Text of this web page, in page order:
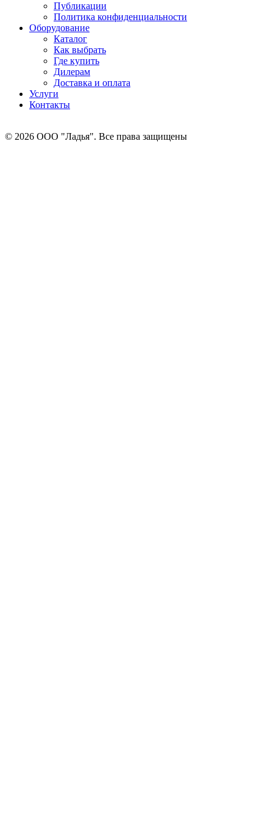
Публикации
Политика конфиденциальности
Оборудование
Каталог
Как выбрать
Где купить
Дилерам
Доставка и оплата
Услуги
Контакты
© 2026 ООО "Ладья". Все права защищены